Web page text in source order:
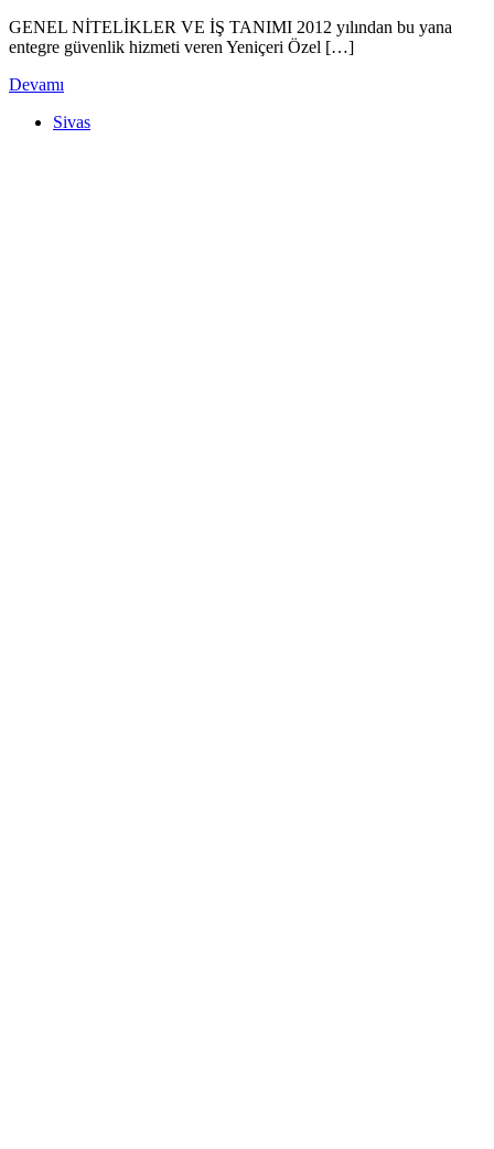
GENEL NİTELİKLER VE İŞ TANIMI 2012 yılından bu yana
entegre güvenlik hizmeti veren Yeniçeri Özel […]
Devamı
Sivas